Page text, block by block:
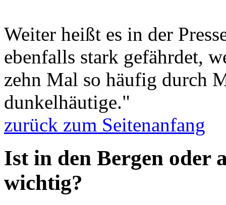
Weiter heißt es in der
ebenfalls stark gefährdet,
zehn Mal so häufig durch
dunkelhäutige."
zurück zum Seitenanfang
Ist in den Bergen oder
wichtig?